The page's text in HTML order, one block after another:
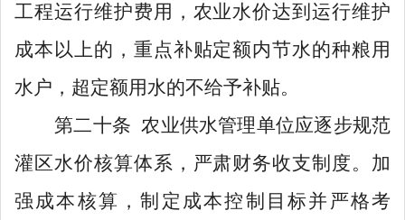
工程运行维护费用，农业水价达到运行维护
成本以上的，重点补贴定额内节水的种粮用
水户，超定额用水的不给予补贴。
第二十条 农业供水管理单位应逐步规范
灌区水价核算体系，严肃财务收支制度。 加
强成本核算，制定成本控制目标并严格考